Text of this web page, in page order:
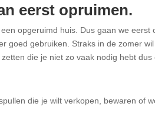
eerst opruimen.
opgeruimd huis. Dus gaan we
goed gebruiken. Straks in de zomer
die je niet zo vaak nodig hebt
die je wilt verkopen, bewaren of